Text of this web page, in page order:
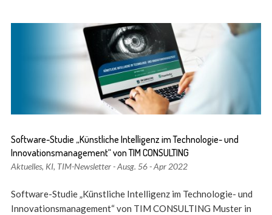
Software-Studie „Künstliche Intelligenz im Technologie- und
Innovationsmanagement“ von TIM CONSULTING
Aktuelles, KI, TIM-Newsletter - Ausg. 56 - Apr 2022
Software-Studie „Künstliche Intelligenz im Technologie- und
Innovationsmanagement“ von TIM CONSULTING Muster in